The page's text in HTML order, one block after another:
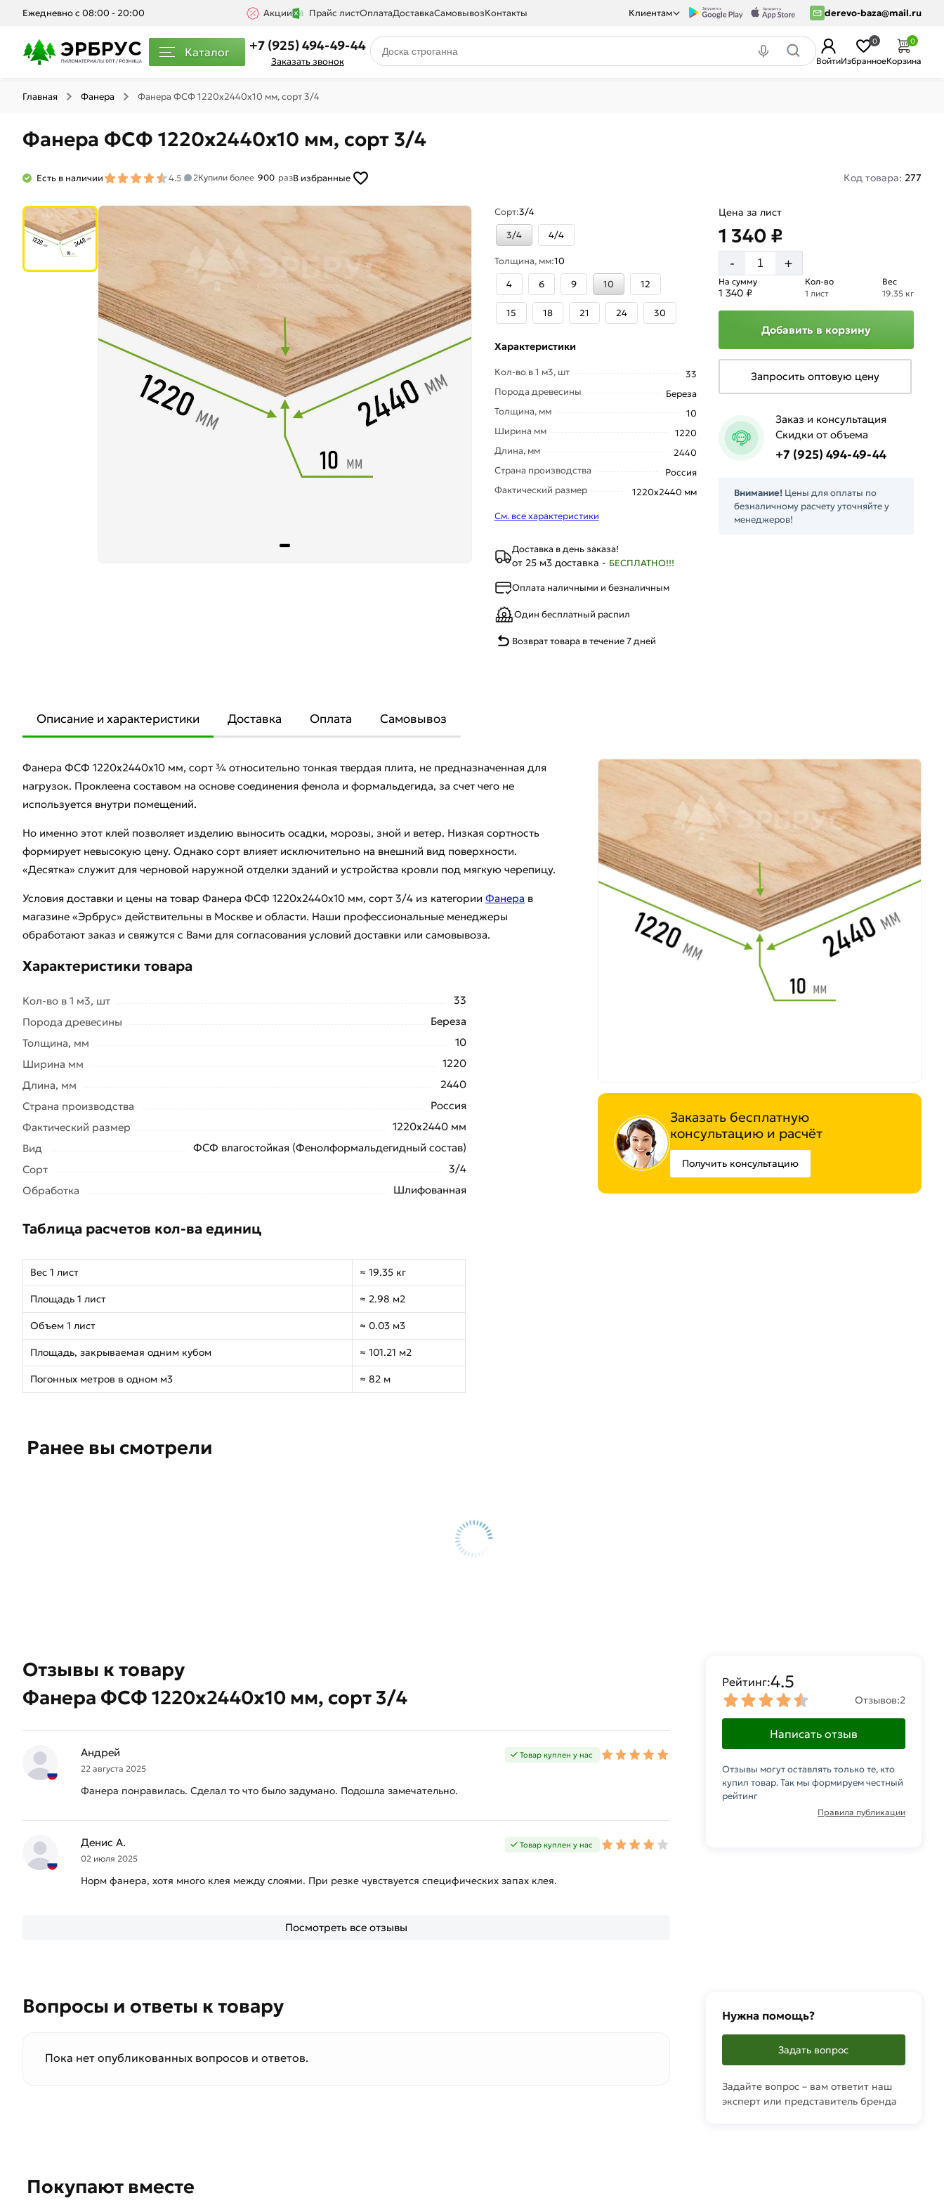
Ежедневно с 08:00 - 20:00 Акции Прайс листОплатаДоставкаСамовывозКонтакты Клиентам derevo-baza@mail.ru
Каталог +7 (925) 494-49-44
Заказать звонок ВойтиИзбранное
0
Корзина
0
Главная Фанера Фанера ФСФ 1220х2440х10 мм, сорт 3/4
Фанера ФСФ 1220х2440х10 мм, сорт 3/4
Есть в наличии 4.5 2Купили более 900 разВ избранные Код товара: 277
Сорт:3/4
3/4
4/4
Толщина, мм:10
4
6 9 10 12
15 18 21 24 30
Характеристики
Кол-во в 1 м3, шт
33
Порода древесины
Береза
Толщина, мм
10
Ширина мм
1220
Длина, мм
2440
Страна производства
Россия
Фактический размер
1220х2440 мм
См. все характеристики
Доставка в день заказа!
от 25 м3 доставка - БЕСПЛАТНО!!!
Оплата наличными и безналичным
Один бесплатный распил
Возврат товара в течение 7 дней
Цена за лист
1 340 ₽
- +
На сумму
1 340 ₽
Кол-во
1 лист
Вес
19.35 кг
Добавить в корзину
Запросить оптовую цену
Заказ и консультация
Скидки от объема
+7 (925) 494-49-44
Внимание!Цены для оплаты по
безналичному расчету уточняйте у
менеджеров!
Описание и характеристики Доставка Оплата Самовывоз
Фанера ФСФ 1220х2440х10 мм, сорт ¾ относительно тонкая твердая плита, не предназначенная для
нагрузок. Проклеена составом на основе соединения фенола и формальдегида, за счет чего не
используется внутри помещений.
Но именно этот клей позволяет изделию выносить осадки, морозы, зной и ветер. Низкая сортность
формирует невысокую цену. Однако сорт влияет исключительно на внешний вид поверхности.
«Десятка» служит для черновой наружной отделки зданий и устройства кровли под мягкую черепицу.
Условия доставки и цены на товар Фанера ФСФ 1220х2440х10 мм, сорт 3/4 из категории Фанера в
магазине «Эрбрус» действительны в Москве и области. Наши профессиональные менеджеры
обработают заказ и свяжутся с Вами для согласования условий доставки или самовывоза.
Характеристики товара
Кол-во в 1 м3, шт
33
Порода древесины
Береза
Толщина, мм
10
Ширина мм
1220
Длина, мм
2440
Страна производства
Россия
Фактический размер
1220х2440 мм
Вид
ФСФ влагостойкая (Фенолформальдегидный состав)
Сорт
3/4
Обработка
Шлифованная
Таблица расчетов кол-ва единиц
Вес 1 лист ≈ 19.35 кг
Площадь 1 лист ≈ 2.98 м2
Объем 1 лист ≈ 0.03 м3
Площадь, закрываемая одним кубом ≈ 101.21 м2
Погонных метров в одном м3 ≈ 82 м
Заказать бесплатную
консультацию и расчёт
Получить консультацию
Ранее вы смотрели
Отзывы к товару
Фанера ФСФ 1220х2440х10 мм, сорт 3/4
Андрей
22 августа 2025
Товар куплен у нас
Фанера понравилась. Сделал то что было задумано. Подошла замечательно.
Денис А.
02 июля 2025
Товар куплен у нас
Норм фанера, хотя много клея между слоями. При резке чувствуется специфических запах клея.
Посмотреть все отзывы
Рейтинг:4.5
Отзывов:2
Написать отзыв
Отзывы могут оставлять только те, кто
купил товар. Так мы формируем честный
рейтинг
Правила публикации
Вопросы и ответы к товару
Пока нет опубликованных вопросов и ответов.
Нужна помощь?
Задать вопрос
Задайте вопрос – вам ответит наш
эксперт или представитель бренда
Покупают вместе